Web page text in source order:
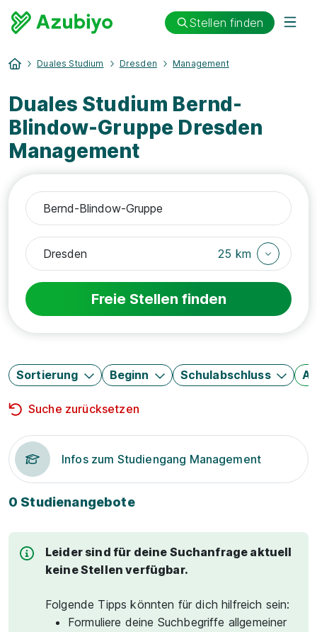
Stellen finden
Duales Studium Dresden Management
Duales Studium Bernd-
Blindow-Gruppe Dresden
Management
25 km
Freie Stellen finden
Sortierung Beginn Schulabschluss
Suche zurücksetzen
Infos zum Studiengang Management
0 Studienangebote
Leider sind für deine Suchanfrage aktuell
keine Stellen verfügbar.
Folgende Tipps könnten für dich hilfreich sein:
Formuliere deine Suchbegriffe allgemeiner